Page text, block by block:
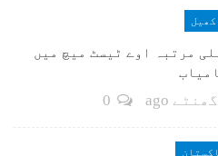
کھیل
کے بعد پہلی مرتبہ اوے ٹیسٹ میچ میں